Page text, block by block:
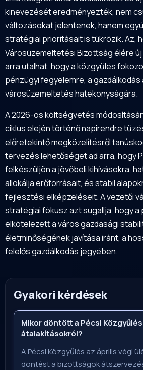
kinevezését eredményezték, nem
változásokat jelentenek, hanem
stratégiai prioritásait is tükrözik. Az,
Városüzemeltetési Bizottság élére
arra utalhat, hogy a közgyűlés
pénzügyi fegyelemre, a
városüzemeltetés hatékonyságára.
A 2026-os költségvetés
ciklus elején történő napirendre
előretekintő megközelítésről
tervezés lehetőséget ad arra, hogy
felkészüljön a jövőbeli kihívásokra,
allokálja erőforrásait, és stabil
fejlesztési elképzeléseit. A vezetői
stratégiai fókusz azt sugallja, hogy
elkötelezett a város gazdasági
életminőségének javítása iránt, a
felelős gazdálkodás jegyében.
Gyakori kérdések
Mikor döntött a Pécsi
átalakításokról?
A Pécsi Közgyűlés az április végi
döntést a bizottságok